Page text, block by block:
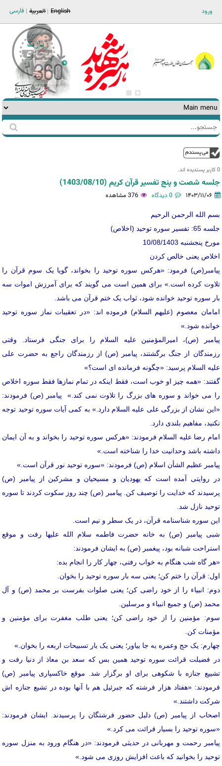
ورود فارسی العربية English
فرم
جستجو
جستجو
0 کاربر پسندیده اند.‎
جلسه شصت و پنج تفسیر قرآن کریم (1403/08/10)
۱۴۰۳/۱۱/۰۶ 0 دیدگاه 376 مشاهده
بسم الله الرحمن الرحیم
جلسه 65: تفسیر سوره توحید (اخلاص)
مورخ پنجشنبه 10/08/1403
اخلاص یعنی خالص کردن
پیامبر(ص) فرمود: «هرکس سوره توحید را بخواند، گویا یک سوم قرآن را
تلاوت کرده است.» برای همین است می گویند که برای آمرزش اموات سه
بار سوره توحید خوانده شود، ثواب یک ختم قرآن می باشد.
امامان معصوم (علیهم السلام) فرموده اند: «در تعقیبات نماز سوره توحید
خوانده شود.»
پیامبر (ص)، امیرالمؤمنین علیه السلام را برای جنگی فرستاد. وقتی
رزمندگان از جنگ برگشتند، پیامبر (ص) از رزمندگان راجع به حضرت علی
علیه السلام پرسید: «چگونه فرمانده ای است؟»
گفتند: «همه چیز او خوب است، فقط اینکه در تمام نمازها فقط سوره اخلاص
را می خواند و سوره های بزرگ را تلاوت نمی کند.» پیامبر (ص) فرمودند:
«این نشان از بزرگی علی علیه السلام دارد.» به کمی آیات سوره توحید توجه
نکنید، مفاهیم بلندی دارد.
امام رضا علیه السلام فرمودند: «هرکس سوره توحید را بخواند و به آن ایمان
داشته باشد وحدانیت خدا را شناخته است.»
پیامبر عظیم الشأن اسلام (ص) فرمودند: «سوره توحید نور قرآن است.»
در روایتی آمده است که یهودیان و مسیحیان و مشرکین از پیامبر (ص)
پرسیدند که خدایت را توصیف کن. پیامبر (ص) چند روز سکوت کردند تا سوره
توحید نازل شد.
این سوره شناسنامه قرآن، در یک سطر و نیم است.
شبی پیامبر (ص) به خانه حضرت فاطمه سلام الله علیها رفت و موقع
استراحت شبانه بود، پیغمبر (ص) به ایشان فرمودند:
«هر گاه شب هنگام به خواب رفتی، چهار کار را انجام بده:
اول: قرآن را ختم کن؛ یعنی سه بار سوره توحید را بخوان.
دوم: انبیاء را از خود راضی کن؛ یعنی صلوات بفرست بر محمد (ص) و آل
محمد (ص) و جمیع انبیاء و مرسلین.
سوم: مؤمنین را از خود راضی کن؛ یعنی طلب مغفرت برای مؤمنین و
مؤمنات کن.
چهارم: یک حج وعمره به جا بیاور؛ یعنی یک بار تسبیحات اربعه را بخوان.»
در فضیلت قرائت سوره توحید همین بس که سعد بن معاذ از دنیا رفت و
تشییع جنازه با شکوهی برای او برگزار شد. موقع خاکسپاری پیامبر (ص)
فرمودند: «هفتاد هزار فرشته که جبرئیل هم با آنها بوده در تشیع جنازه اش
شرکت داشتند.»
اصحاب از پیامبر (ص) دلیل حضور فرشتگان را پرسیدند. ایشان فرمودند:
«سوره توحید را بسیار قرائت می کرد.»
پیامبر رحمت و مهربانی در حدیثی فرمودند: «در هنگام ورود به منزل سوره
توحید را بخوانید که باعث افزایش روزی می شود.»